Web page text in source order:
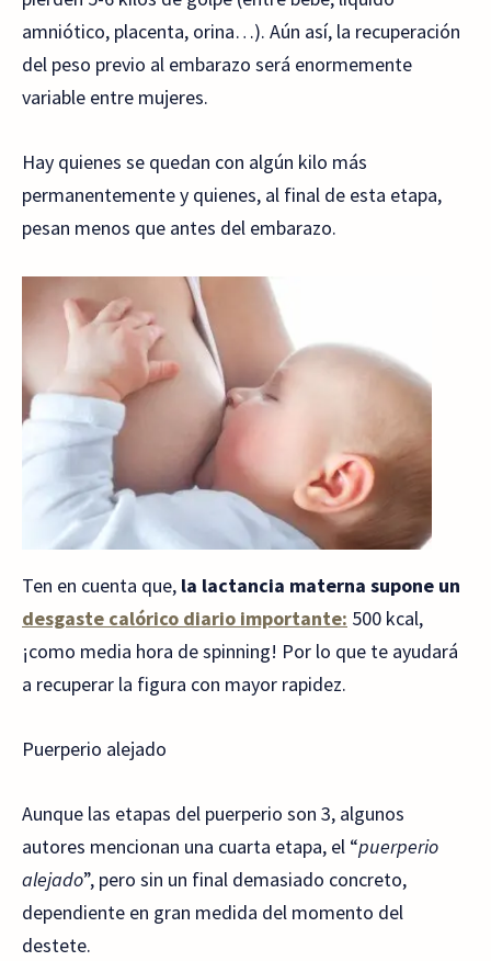
amniótico, placenta, orina…). Aún así, la recuperación
del peso previo al embarazo será enormemente
variable entre mujeres.
Hay quienes se quedan con algún kilo más
permanentemente y quienes, al final de esta etapa,
pesan menos que antes del embarazo.
Ten en cuenta que, la lactancia materna supone un
desgaste calórico diario importante: 500 kcal,
¡como media hora de spinning! Por lo que te ayudará
a recuperar la figura con mayor rapidez.
Puerperio alejado
Aunque las etapas del puerperio son 3, algunos
autores mencionan una cuarta etapa, el “puerperio
alejado”, pero sin un final demasiado concreto,
dependiente en gran medida del momento del
destete.